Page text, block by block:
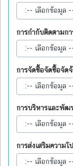
การกำกับติดตามก
การจัดซื้อจัดซื้อจัด
การบริหารและพัฒ
การส่งเสริมความโ